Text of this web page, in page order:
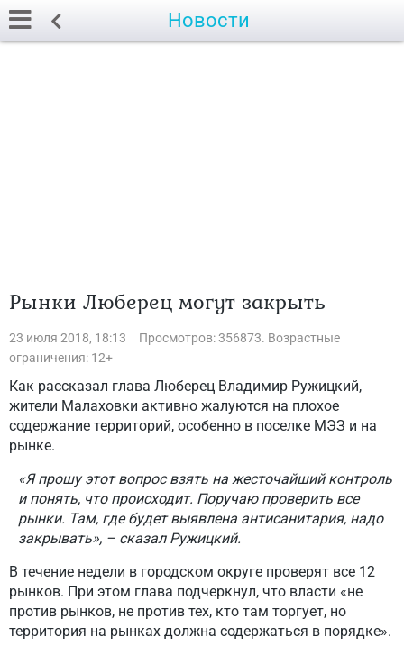
Новости
Рынки Люберец могут закрыть
23 июля 2018, 18:13
Просмотров: 356873. Возрастные
ограничения: 12+
Как рассказал глава Люберец Владимир Ружицкий,
жители Малаховки активно жалуются на плохое
содержание территорий, особенно в поселке МЭЗ и на
рынке.
«Я прошу этот вопрос взять на жесточайший контроль
и понять, что происходит. Поручаю проверить все
рынки. Там, где будет выявлена антисанитария, надо
закрывать», – сказал Ружицкий.
В течение недели в городском округе проверят все 12
рынков. При этом глава подчеркнул, что власти «не
против рынков, не против тех, кто там торгует, но
территория на рынках должна содержаться в порядке».